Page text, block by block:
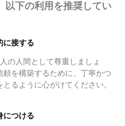
以下の利用を推奨してい
に接する
の人間として尊重しましょ
頼を構築するために、丁寧かつ
るように心がけてください。
につける